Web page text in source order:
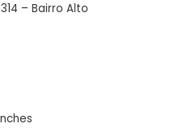
– Bairro Alto